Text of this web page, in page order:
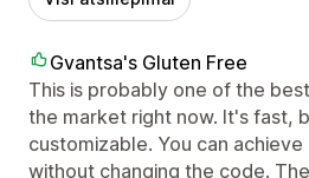
Gvantsa's Gluten Free
This is probably one of the
the market right now. It's fast,
customizable. You can
without changing the code.